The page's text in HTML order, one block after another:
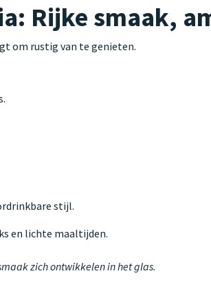
Rijke smaak,
om rustig van te genieten.
stijl.
en lichte maaltijden.
zich ontwikkelen in het glas.